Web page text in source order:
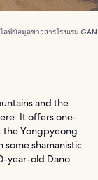
ลฟ์ข้อมูลข่าวสารโรงแรม
and the
It offers one-
the Yongpyeong
some shamanistic
year-old Dano